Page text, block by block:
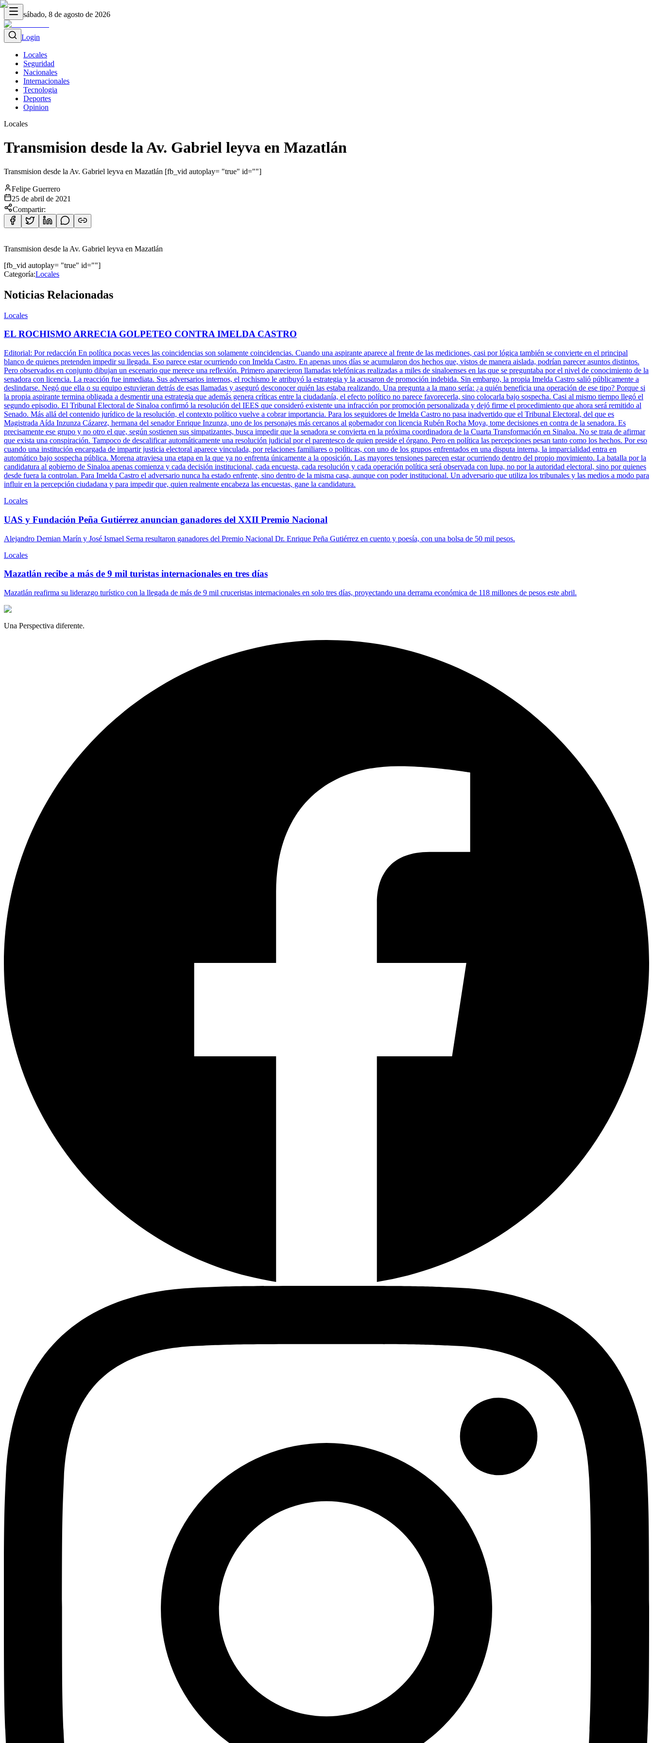
sábado, 8 de agosto de 2026
Login
Locales
Seguridad
Nacionales
Internacionales
Tecnologia
Deportes
Opinion
Locales
Transmision desde la Av. Gabriel leyva en Mazatlán
Transmision desde la Av. Gabriel leyva en Mazatlán [fb_vid autoplay= "true" id=""]
Felipe Guerrero
25 de abril de 2021
Compartir:
Transmision desde la Av. Gabriel leyva en Mazatlán
[fb_vid autoplay= "true" id=""]
Categoría:Locales
Noticias Relacionadas
Locales
EL ROCHISMO ARRECIA GOLPETEO CONTRA IMELDA CASTRO
Editorial: Por redacción En política pocas veces las coincidencias son solamente coincidencias. Cuando una aspirante aparece al frente de las mediciones, casi por lógica también se convierte en el principal
blanco de quienes pretenden impedir su llegada. Eso parece estar ocurriendo con Imelda Castro. En apenas unos días se acumularon dos hechos que, vistos de manera aislada, podrían parecer asuntos distintos.
Pero observados en conjunto dibujan un escenario que merece una reflexión. Primero aparecieron llamadas telefónicas realizadas a miles de sinaloenses en las que se preguntaba por el nivel de conocimiento de la
senadora con licencia. La reacción fue inmediata. Sus adversarios internos, el rochismo le atribuyó la estrategia y la acusaron de promoción indebida. Sin embargo, la propia Imelda Castro salió públicamente a
deslindarse. Negó que ella o su equipo estuvieran detrás de esas llamadas y aseguró desconocer quién las estaba realizando. Una pregunta a la mano sería: ¿a quién beneficia una operación de ese tipo? Porque si
la propia aspirante termina obligada a desmentir una estrategia que además genera críticas entre la ciudadanía, el efecto político no parece favorecerla, sino colocarla bajo sospecha. Casi al mismo tiempo llegó el
segundo episodio. El Tribunal Electoral de Sinaloa confirmó la resolución del IEES que consideró existente una infracción por promoción personalizada y dejó firme el procedimiento que ahora será remitido al
Senado. Más allá del contenido jurídico de la resolución, el contexto político vuelve a cobrar importancia. Para los seguidores de Imelda Castro no pasa inadvertido que el Tribunal Electoral, del que es
Magistrada Aída Inzunza Cázarez, hermana del senador Enrique Inzunza, uno de los personajes más cercanos al gobernador con licencia Rubén Rocha Moya, tome decisiones en contra de la senadora. Es
precisamente ese grupo y no otro el que, según sostienen sus simpatizantes, busca impedir que la senadora se convierta en la próxima coordinadora de la Cuarta Transformación en Sinaloa. No se trata de afirmar
que exista una conspiración. Tampoco de descalificar automáticamente una resolución judicial por el parentesco de quien preside el órgano. Pero en política las percepciones pesan tanto como los hechos. Por eso
cuando una institución encargada de impartir justicia electoral aparece vinculada, por relaciones familiares o políticas, con uno de los grupos enfrentados en una disputa interna, la imparcialidad entra en
automático bajo sospecha pública. Morena atraviesa una etapa en la que ya no enfrenta únicamente a la oposición. Las mayores tensiones parecen estar ocurriendo dentro del propio movimiento. La batalla por la
candidatura al gobierno de Sinaloa apenas comienza y cada decisión institucional, cada encuesta, cada resolución y cada operación política será observada con lupa, no por la autoridad electoral, sino por quienes
desde fuera la controlan. Para Imelda Castro el adversario nunca ha estado enfrente, sino dentro de la misma casa, aunque con poder institucional. Un adversario que utiliza los tribunales y las medios a modo para
influir en la percepción ciudadana y para impedir que, quien realmente encabeza las encuestas, gane la candidatura.
Locales
UAS y Fundación Peña Gutiérrez anuncian ganadores del XXII Premio Nacional
Alejandro Demian Marín y José Ismael Serna resultaron ganadores del Premio Nacional Dr. Enrique Peña Gutiérrez en cuento y poesía, con una bolsa de 50 mil pesos.
Locales
Mazatlán recibe a más de 9 mil turistas internacionales en tres días
Mazatlán reafirma su liderazgo turístico con la llegada de más de 9 mil cruceristas internacionales en solo tres días, proyectando una derrama económica de 118 millones de pesos este abril.
Una Perspectiva diferente.